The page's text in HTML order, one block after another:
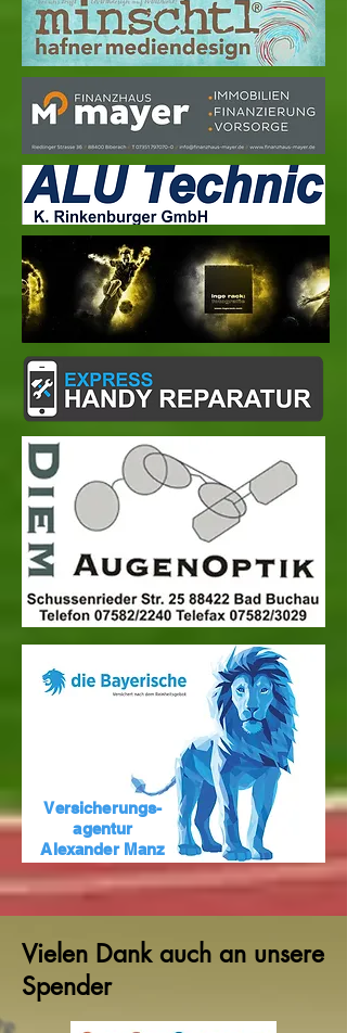
Versicherungs-
agentur
Alexander Manz
Vielen Dank auch an unsere
Spender